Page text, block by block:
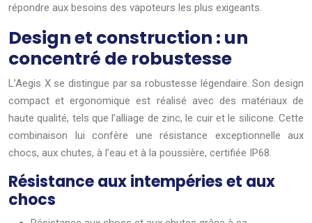
répondre aux besoins des vapoteurs les plus exigeants.
Design et construction : un
concentré de robustesse
L’Aegis X se distingue par sa robustesse légendaire. Son design
compact et ergonomique est réalisé avec des matériaux de
haute qualité, tels que l’alliage de zinc, le cuir et le silicone. Cette
combinaison lui confère une résistance exceptionnelle aux
chocs, aux chutes, à l’eau et à la poussière, certifiée IP68.
Résistance aux intempéries et aux
chocs